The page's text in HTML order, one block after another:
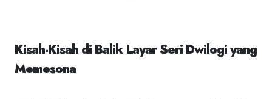
Kisah-Kisah di Balik Layar Seri Dwilogi yang
Memesona